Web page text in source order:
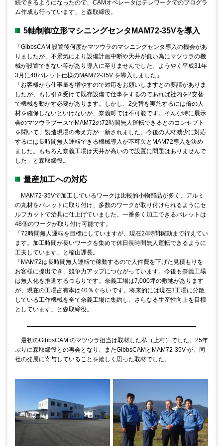
続できるようになったので、CAMオペレータはテレワークでのプログラ
ム作成も行っています」と森取締役。
5軸制御立形マシニングセンタMAM72-35Vを導入
「GibbsCAM 設置後何度かマツウラのマシニングセンタ導入の機会があ
りましたが、不景気により設備計画中断や天井が低い為にマツウラの機
械が設置できない等があり導入に至りませんでした。ようやく平成31年
3月に40パレット仕様のMAM72-35V を導入しました」
「お客様から仕事量を増やすので対応をお願いしますとの要請がありま
したが、もし引き受けて既存設備で仕事をするのであれば社内を2交替
で機械を動かす必要があります。しかし、2交替を実施するには倍の人
材を確保しないといけないが、奈義町では不可能です。そんな時に展示
会のマツウラブースでMAM72の72時間無人運転できるとのコンセプト
を聞いて、製造現場の考え方が一新されました。今後の人材減少に対応
するには長時間無人運転できる機械導入が不可欠とMAM72導入を決め
ました。もちろん奈義工場は天井が高いので設置に問題はありませんで
した」と森取締役。
量産加工への対応
MAM72-35Vで加工しているワークは比較的小物部品が多く、アルミ
の丸材をパレットに取り付け、多数のワークが取り付けられるようにセ
ルフカットで治具に仕上げていました。一番多く加工できるパレットは
48個のワークが取り付け可能です。
「72時間無人運転を目標にしていますが、現在24時間稼動まで行えてい
ます。加工時間が長いワークを集めて休日長時間無人運転できるように
工夫しています」と稲山課長。
「MAM72は長時間無人運転で稼動するので人件費を下げた見積もりを
お客様に提出でき、競争力アップにつながっています。今後も奈義工場
は無人化を推進するつもりです。奈義工場は7,000坪の敷地があります
が、現在の工場占有率は40％ぐらいです。将来的には現在3工場に分散
している工作機械を全て奈義工場に集約し、さらなる生産性向上を目標
としています」と森取締役。
最初のGibbsCAM のマツウラ担当は取材した私（上村）でした。25年
ぶりに森取締役との再会となり、またGibbsCAMとMAM72-35V が、同
社の発展に寄与していることを嬉しく思った取材でした。